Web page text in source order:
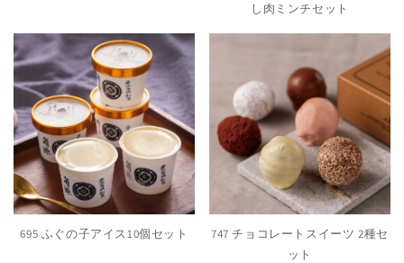
し肉ミンチセット
695 ふぐの子アイス10個セット
747 チョコレートスイーツ 2種セ
ット